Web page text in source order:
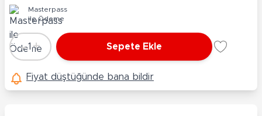
Masterpass
ile Ödeme
Adet
-1 + Sepete Ekle
Fiyat düştüğünde bana bildir